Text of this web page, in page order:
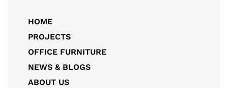
HOME
PROJECTS
OFFICE FURNITURE
NEWS & BLOGS
ABOUT US